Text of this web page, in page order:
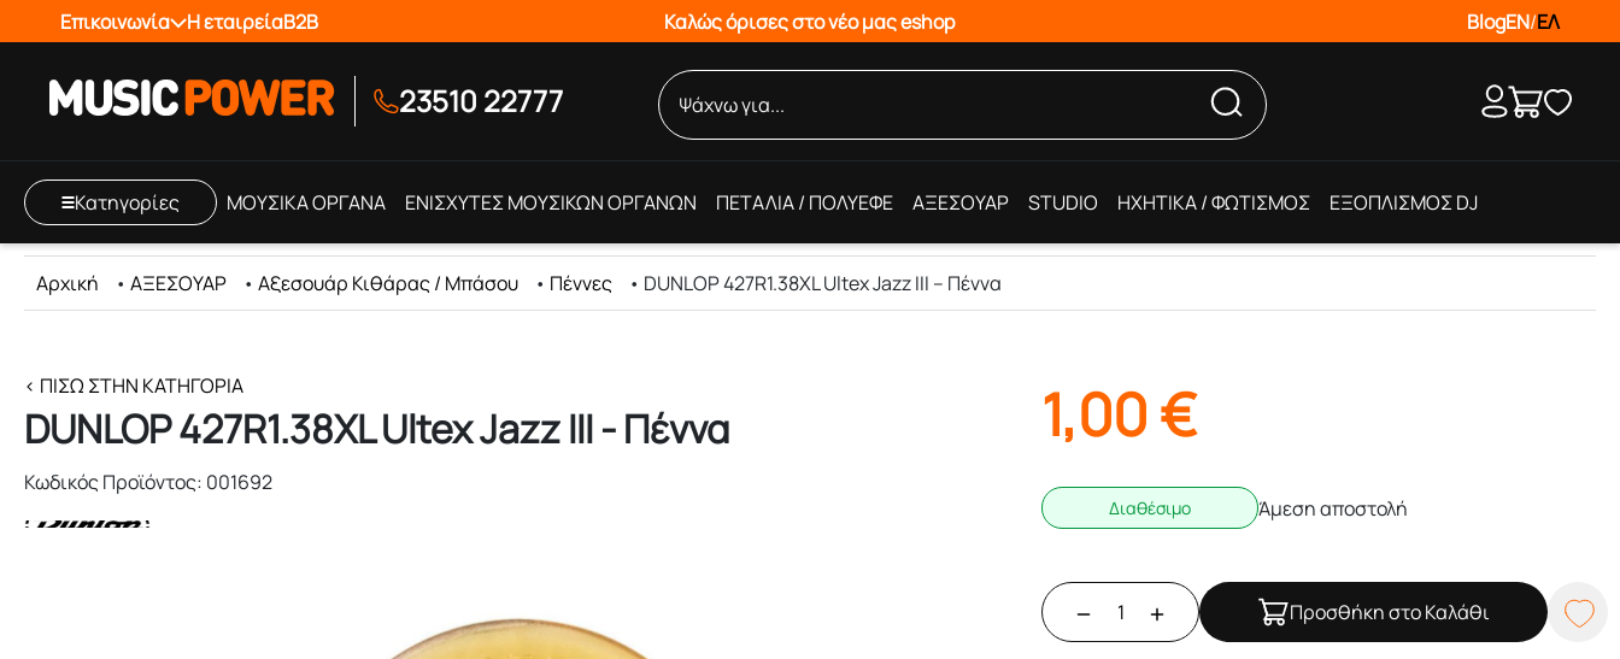
Επικοινωνία Η εταιρείαB2B Καλώς όρισες στο νέο μας eshop BlogEN/ΕΛ
23510 22777
Κατηγορίες ΜΟΥΣΙΚΑ ΟΡΓΑΝΑ ΕΝΙΣΧΥΤΕΣ ΜΟΥΣΙΚΩΝ ΟΡΓΑΝΩΝ ΠΕΤΑΛΙΑ / ΠΟΛΥΕΦΕ ΑΞΕΣΟΥΑΡ STUDIO ΗΧΗΤΙΚΑ / ΦΩΤΙΣΜΟΣ ΕΞΟΠΛΙΣΜΟΣ DJ
Αρχική • ΑΞΕΣΟΥΑΡ • Αξεσουάρ Κιθάρας / Μπάσου • Πέννες • DUNLOP 427R1.38XL Ultex Jazz III – Πέννα
< ΠΊΣΩ ΣΤΗΝ ΚΑΤΗΓΟΡΊΑ
DUNLOP 427R1.38XL Ultex Jazz III - Πέννα
Κωδικός Προϊόντος: 001692
1,00€
Διαθέσιμο Άμεση αποστολή
Προσθήκη στο Καλάθι